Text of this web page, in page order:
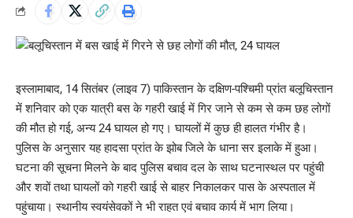
इस्लामाबाद, 14 सितंबर (लाइव 7) पाकिस्तान के दक्षिण-पश्चिमी प्रांत बलूचिस्तान
में शनिवार को एक यात्री बस के गहरी खाई में गिर जाने से कम से कम छह लोगों
की मौत हो गई, अन्य 24 घायल हो गए। घायलों में कुछ ही हालत गंभीर है।
पुलिस के अनुसार यह हादसा प्रांत के झोब जिले के धाना सर इलाके में हुआ।
घटना की सूचना मिलने के बाद पुलिस बचाव दल के साथ घटनास्थल पर पहुंची
और शवों तथा घायलों को गहरी खाई से बाहर निकालकर पास के अस्पताल में
पहुंचाया। स्थानीय स्वयंसेवकों ने भी राहत एवं बचाव कार्य में भाग लिया।